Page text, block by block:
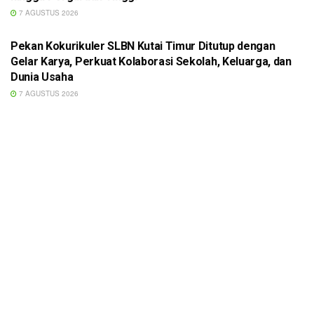
7 AGUSTUS 2026
ADVERTORIAL
Pekan Kokurikuler SLBN Kutai Timur Ditutup dengan
Gelar Karya, Perkuat Kolaborasi Sekolah, Keluarga, dan
Dunia Usaha
7 AGUSTUS 2026